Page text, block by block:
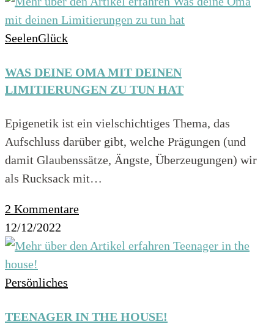
SeelenGlück
WAS DEINE OMA MIT DEINEN
LIMITIERUNGEN ZU TUN HAT
Epigenetik ist ein vielschichtiges Thema, das
Aufschluss darüber gibt, welche Prägungen (und
damit Glaubenssätze, Ängste, Überzeugungen) wir
als Rucksack mit…
2 Kommentare
12/12/2022
Persönliches
TEENAGER IN THE HOUSE!